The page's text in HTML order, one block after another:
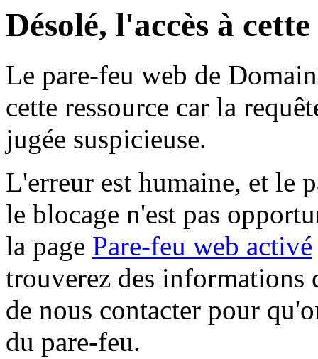
Désolé, l'accès à
Le pare-feu web de
cette ressource car la
jugée suspicieuse.
L'erreur est humaine, et le
le blocage n'est pas
la page Pare-feu web activé
trouverez des informations
de nous contacter pour
du pare-feu.